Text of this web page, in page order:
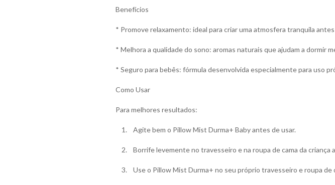
Benefícios
* Promove relaxamento: ideal para criar uma atmosfera tranquila
* Melhora a qualidade do sono: aromas naturais que ajudam a dormir
* Seguro para bebês: fórmula desenvolvida especialmente para uso
Como Usar
Para melhores resultados:
1. Agite bem o Pillow Mist Durma+ Baby antes de usar.
2. Borrife levemente no travesseiro e na roupa de cama da criança
3. Use o Pillow Mist Durma+ no seu próprio travesseiro e roupa de